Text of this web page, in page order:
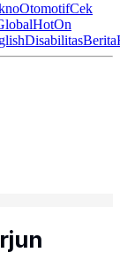
OtomotifCek
HotOn
DisabilitasBerita